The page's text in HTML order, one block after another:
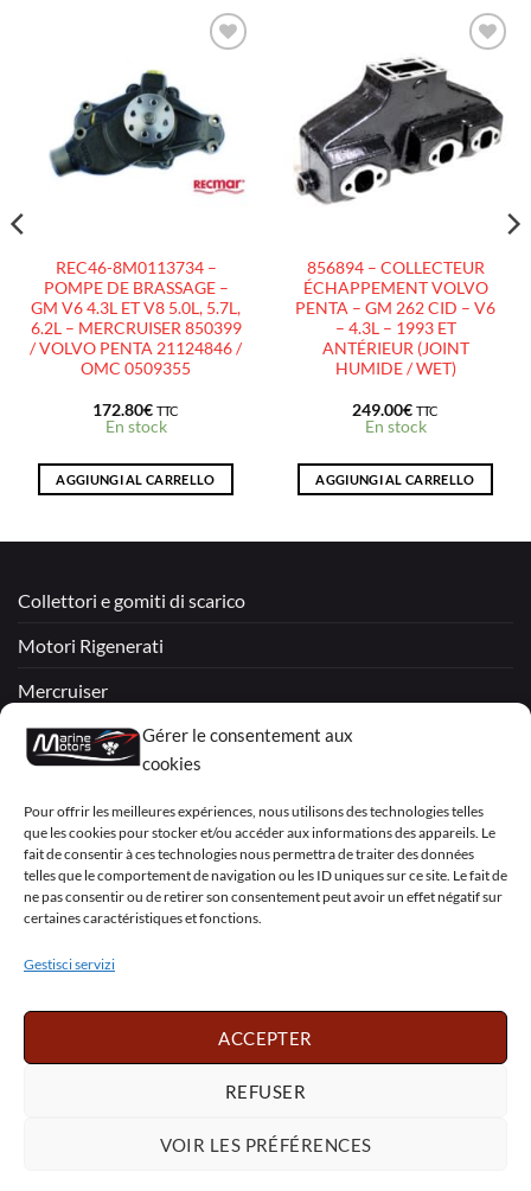
Gérer le consentement aux
cookies
Pour offrir les meilleures expériences, nous utilisons des technologies telles
que les cookies pour stocker et/ou accéder aux informations des appareils. Le
fait de consentir à ces technologies nous permettra de traiter des données
telles que le comportement de navigation ou les ID uniques sur ce site. Le fait de
ne pas consentir ou de retirer son consentement peut avoir un effet négatif sur
certaines caractéristiques et fonctions.
Gestisci servizi
ACCEPTER
REFUSER
VOIR LES PRÉFÉRENCES
AJOUTER
À LA
LISTE
D’ENVIES
REC46-8M0113734 –
POMPE DE BRASSAGE –
GM V6 4.3L ET V8 5.0L, 5.7L,
6.2L – MERCRUISER 850399
/ VOLVO PENTA 21124846 /
OMC 0509355
172.80€ TTC
En stock
AGGIUNGI AL CARRELLO
AJOUTER
À LA
LISTE
D’ENVIES
856894 – COLLECTEUR
ÉCHAPPEMENT VOLVO
PENTA – GM 262 CID – V6
– 4.3L – 1993 ET
ANTÉRIEUR (JOINT
HUMIDE / WET)
249.00€ TTC
En stock
AGGIUNGI AL CARRELLO
Collettori e gomiti di scarico
Motori Rigenerati
Mercruiser
VOLVO PENTA / OMC
My Account
Visa PayPal
English Deutsch